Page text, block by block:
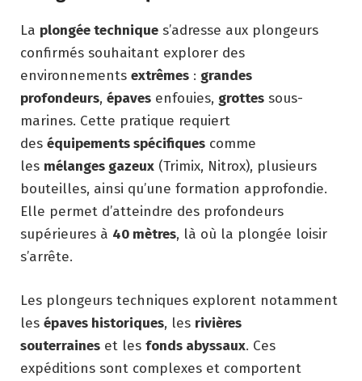
La plongée technique s’adresse aux plongeurs
confirmés souhaitant explorer des
environnements extrêmes : grandes
profondeurs, épaves enfouies, grottes sous-
marines. Cette pratique requiert
des équipements spécifiques comme
les mélanges gazeux (Trimix, Nitrox), plusieurs
bouteilles, ainsi qu’une formation approfondie.
Elle permet d’atteindre des profondeurs
supérieures à 40 mètres, là où la plongée loisir
s’arrête.
Les plongeurs techniques explorent notamment
les épaves historiques, les rivières
souterraines et les fonds abyssaux. Ces
expéditions sont complexes et comportent